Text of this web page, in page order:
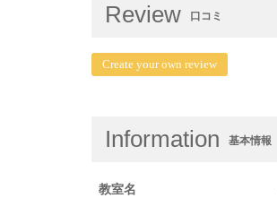
Review 口コミ
Create your own review
Information 基本情報
教室名